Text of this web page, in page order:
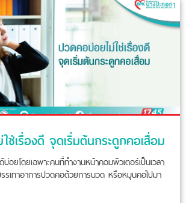
ช่เรื่องดี จุดเริ่มต้นกระดูกคอเสื่อม
อยโดยเฉพาะคนที่ทำงานหน้าคอมพิวเตอร์เป็นเวลา
เทาอาการปวดคอด้วยการนวด หรือหมุนคอไปมา